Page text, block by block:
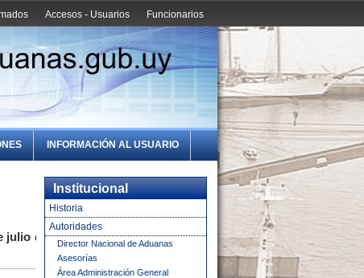
Funcionarios
Accesos - Usuarios
INFORMACIÓN AL USUARIO
julio de
Institucional
Historia
Autoridades
Director Nacional de Aduanas
Asesorías
Área Administración General